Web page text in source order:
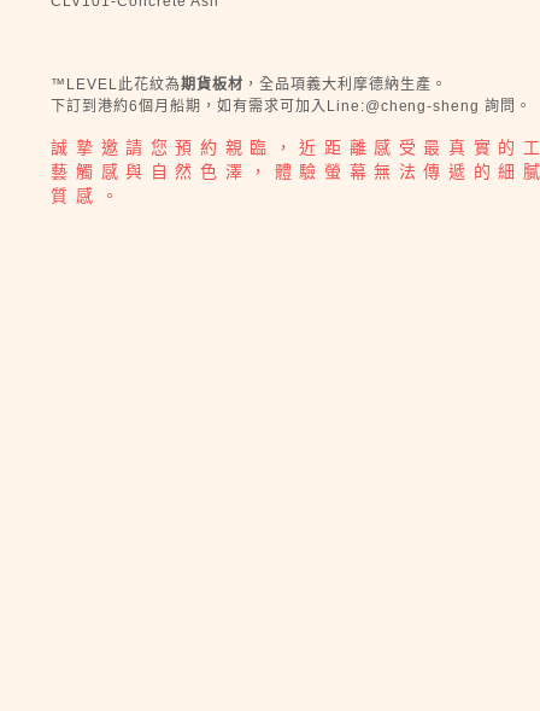
™LEVEL此花紋為期貨板材 ，全品項義大利摩德納生產。
下訂到港約6個月船期，如有需求可加入Line:@cheng-sheng 詢問。
誠摯邀請您預約親臨，近距離感受最真實的
藝觸感與自然色澤，體驗螢幕無法傳遞的細
質感。